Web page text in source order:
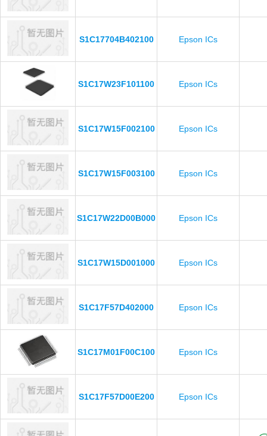
S1C17704B402100 Epson ICs
S1C17W23F101100 Epson ICs
S1C17W15F002100 Epson ICs
S1C17W15F003100 Epson ICs
S1C17W22D00B000 Epson ICs
S1C17W15D001000 Epson ICs
S1C17F57D402000 Epson ICs
S1C17M01F00C100 Epson ICs
S1C17F57D00E200 Epson ICs